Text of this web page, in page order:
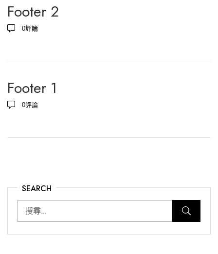
SEARCH
Footer 2
0評論
Footer 1
0評論